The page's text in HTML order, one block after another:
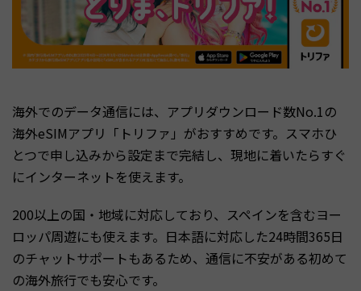
海外でのデータ通信には、アプリダウンロード数No.1の
海外eSIMアプリ「トリファ」がおすすめです。スマホひ
とつで申し込みから設定まで完結し、現地に着いたらすぐ
にインターネットを使えます。
200以上の国・地域に対応しており、スペインを含むヨー
ロッパ周遊にも使えます。日本語に対応した24時間365日
のチャットサポートもあるため、通信に不安がある初めて
の海外旅行でも安心です。